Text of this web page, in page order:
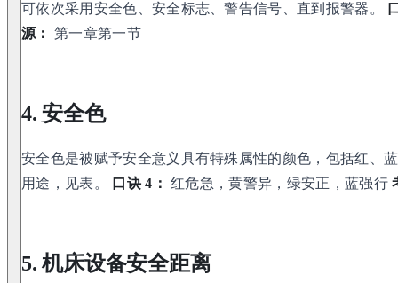
可依次采用安全色、安全标志、警告信号、直到报警器。
源：
第一章第一节
4. 安全色
安全色是被赋予安全意义具有特殊属性的颜色，包括红、
用途，见表。
口诀 4： 红危急，黄警异，绿安正，蓝强行
5. 机床设备安全距离